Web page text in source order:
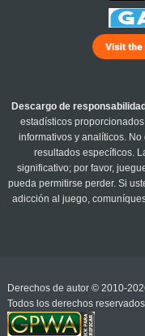
Descargo de responsabilidad
estadísticos
informativos y analíticos.
resultados específicos.
significativo; por favor,
pueda permitirse perder. Si
adicción al juego,
Derechos de autor © 2010-
Todos los derechos